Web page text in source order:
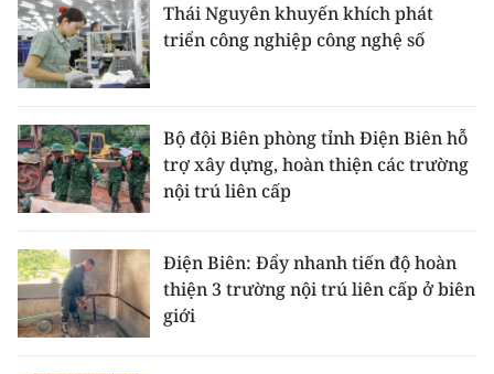
Thái Nguyên khuyến khích phát
triển công nghiệp công nghệ số
Bộ đội Biên phòng tỉnh Điện Biên hỗ
trợ xây dựng, hoàn thiện các trường
nội trú liên cấp
Điện Biên: Đẩy nhanh tiến độ hoàn
thiện 3 trường nội trú liên cấp ở biên
giới